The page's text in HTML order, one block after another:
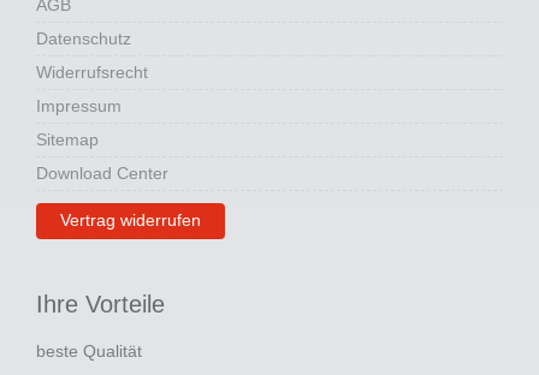
AGB
Datenschutz
Widerrufsrecht
Impressum
Sitemap
Download Center
Vertrag widerrufen
Ihre Vorteile
beste Qualität